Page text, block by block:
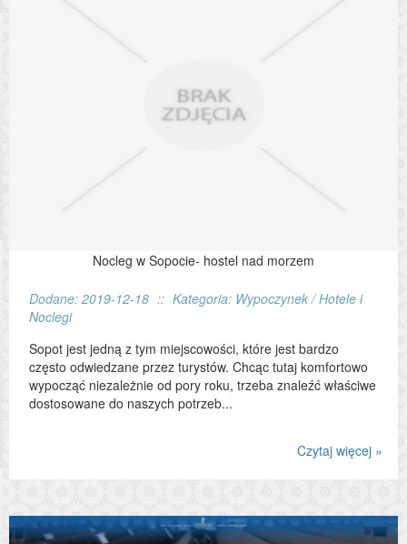
Nocleg w Sopocie- hostel nad morzem
Dodane: 2019-12-18 :: Kategoria: Wypoczynek / Hotele i
Noclegi
Sopot jest jedną z tym miejscowości, które jest bardzo
często odwiedzane przez turystów. Chcąc tutaj komfortowo
wypocząć niezależnie od pory roku, trzeba znaleźć właściwe
dostosowane do naszych potrzeb...
Czytaj więcej »